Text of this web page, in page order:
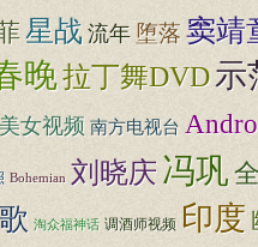
星战 流年 堕落窦靖
晚拉丁舞DVD示
美女视频 南方电视台
Bohemian 刘晓庆 冯巩
淘众福神话 调酒师视频 印度